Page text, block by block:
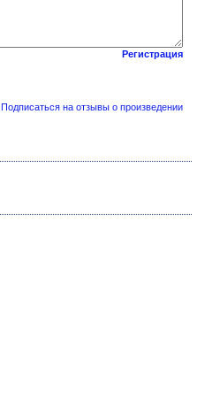
Регистрация
Подписаться на отзывы о произведении